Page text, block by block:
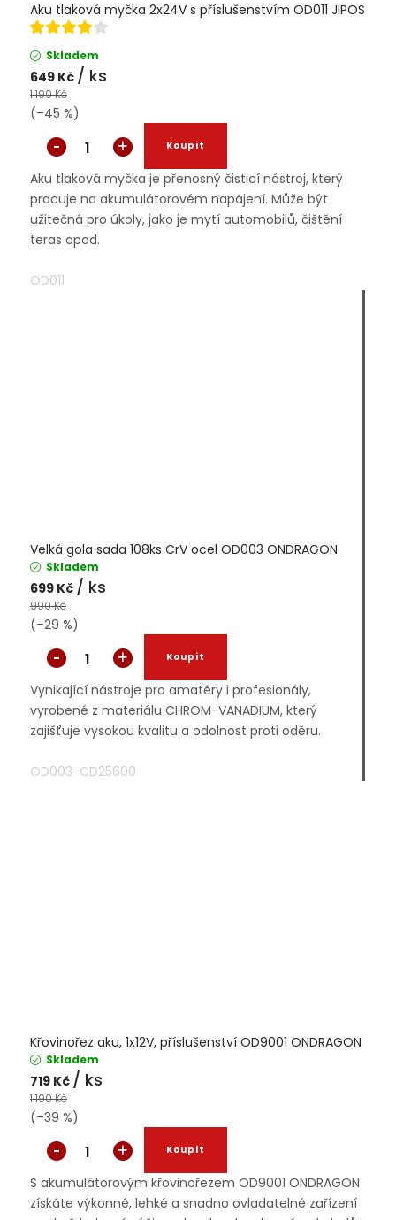
Aku tlaková myčka 2x24V s příslušenstvím OD011 JIPOS
Skladem
649 Kč / ks
1 190 Kč
(–45 %)
Aku tlaková myčka je přenosný čisticí nástroj, který
pracuje na akumulátorovém napájení. Může být
užitečná pro úkoly, jako je mytí automobilů, čištění
teras apod.
OD011
Velká gola sada 108ks CrV ocel OD003 ONDRAGON
Skladem
699 Kč / ks
990 Kč
(–29 %)
Vynikající nástroje pro amatéry i profesionály,
vyrobené z materiálu CHROM-VANADIUM, který
zajišťuje vysokou kvalitu a odolnost proti oděru.
OD003-CD25600
Křovinořez aku, 1x12V, příslušenství OD9001 ONDRAGON
Skladem
719 Kč / ks
1 190 Kč
(–39 %)
S akumulátorovým křovinořezem OD9001 ONDRAGON
získáte výkonné, lehké a snadno ovladatelné zařízení